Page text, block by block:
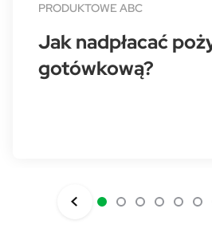
PRODUKTOWE ABC
Jak nadpłacać
gotówkową?